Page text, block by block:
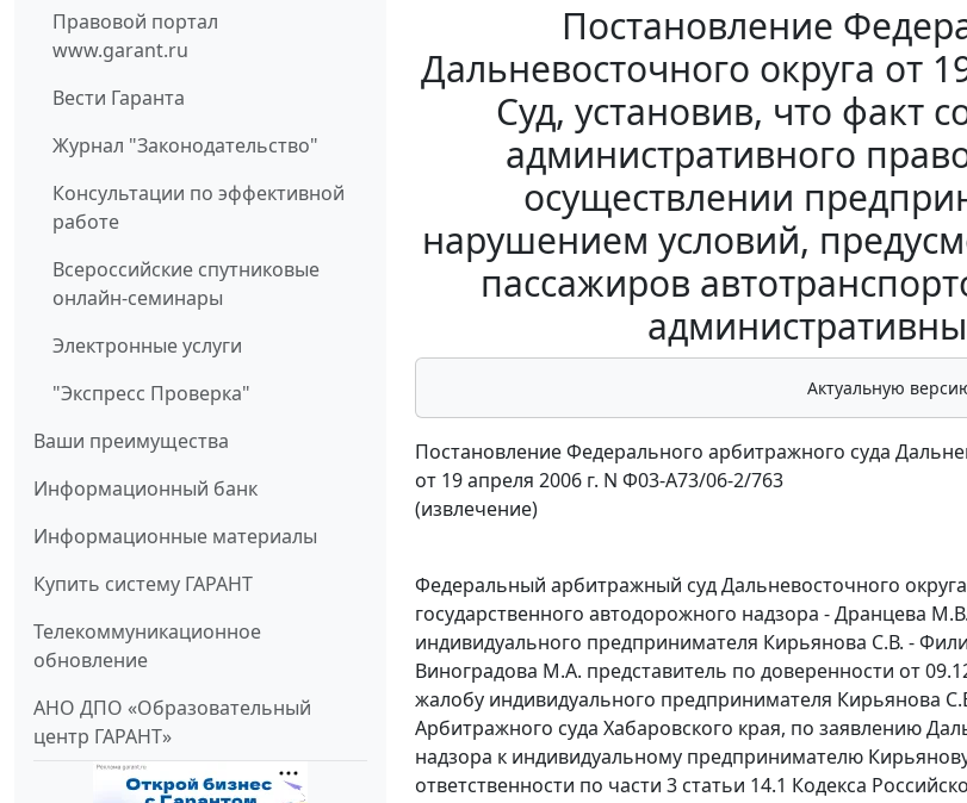
Правовой портал
www.garant.ru
Вести Гаранта
Журнал "Законодательство"
Консультации по эффективной
работе
Всероссийские спутниковые
онлайн-семинары
Электронные услуги
"Экспресс Проверка"
Ваши преимущества
Информационный банк
Информационные материалы
Купить систему ГАРАНТ
Телекоммуникационное
обновление
АНО ДПО «Образовательный
центр ГАРАНТ»
Постановление
Дальневосточного округа от
Суд, установив, что факт
административного
осуществлении
нарушением условий,
пассажиров
Актуальную
Постановление Федерального арбитражного суда
от 19 апреля 2006 г. N Ф03-А73/06-2/763
(извлечение)
Федеральный арбитражный суд Дальневосточного
государственного автодорожного надзора - Дранцева
индивидуального предпринимателя Кирьянова С.В. -
Виноградова М.А. представитель по доверенности от
жалобу индивидуального предпринимателя Кирьянова
Арбитражного суда Хабаровского края, по заявлению
надзора к индивидуальному предпринимателю
ответственности по части 3 статьи 14.1 Кодекса